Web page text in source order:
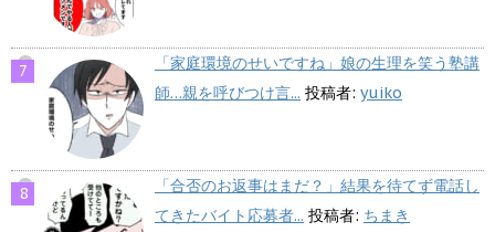
「家庭環境のせいですね」娘の生理を笑う塾講
師…親を呼びつけ言... 投稿者: yuiko
「合否のお返事はまだ？」結果を待てず電話し
てきたバイト応募者... 投稿者: ちまき